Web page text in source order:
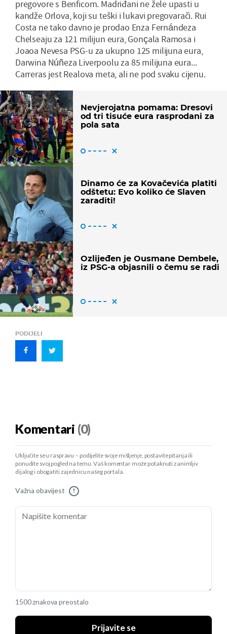
pregovore s Benficom. Madriđani ne žele upasti u
kandže Orlova, koji su teški i lukavi pregovarači. Rui
Costa ne tako davno je prodao Enza Fernándeza
Chelseaju za 121 milijun eura, Gonçala Ramosa i
Joaoa Nevesa PSG-u za ukupno 125 milijuna eura,
Darwina Núñeza Liverpoolu za 85 milijuna eura...
Carreras jest Realova meta, ali ne pod svaku cijenu.
Nevjerojatna pomama: Dresovi
od tri tisuće eura rasprodani za
pola sata
Dinamo će za Kovačevića platiti
odštetu: Evo koliko će Slaven
zaraditi!
Ozlijeđen je Ousmane Dembele,
iz PSG-a objasnili o čemu se radi
PODIJELI
Komentari (0)
Uključite se u raspravu – podijelite svoje mišljenje, postavite pitanja ili
ponudite svoj pogled na temu. Vaš komentar može potaknuti zanimljiv
dijalog i obogatiti zajednicu našeg portala.
Važna obavijest !
1500 znakova preostalo
Prijavite se